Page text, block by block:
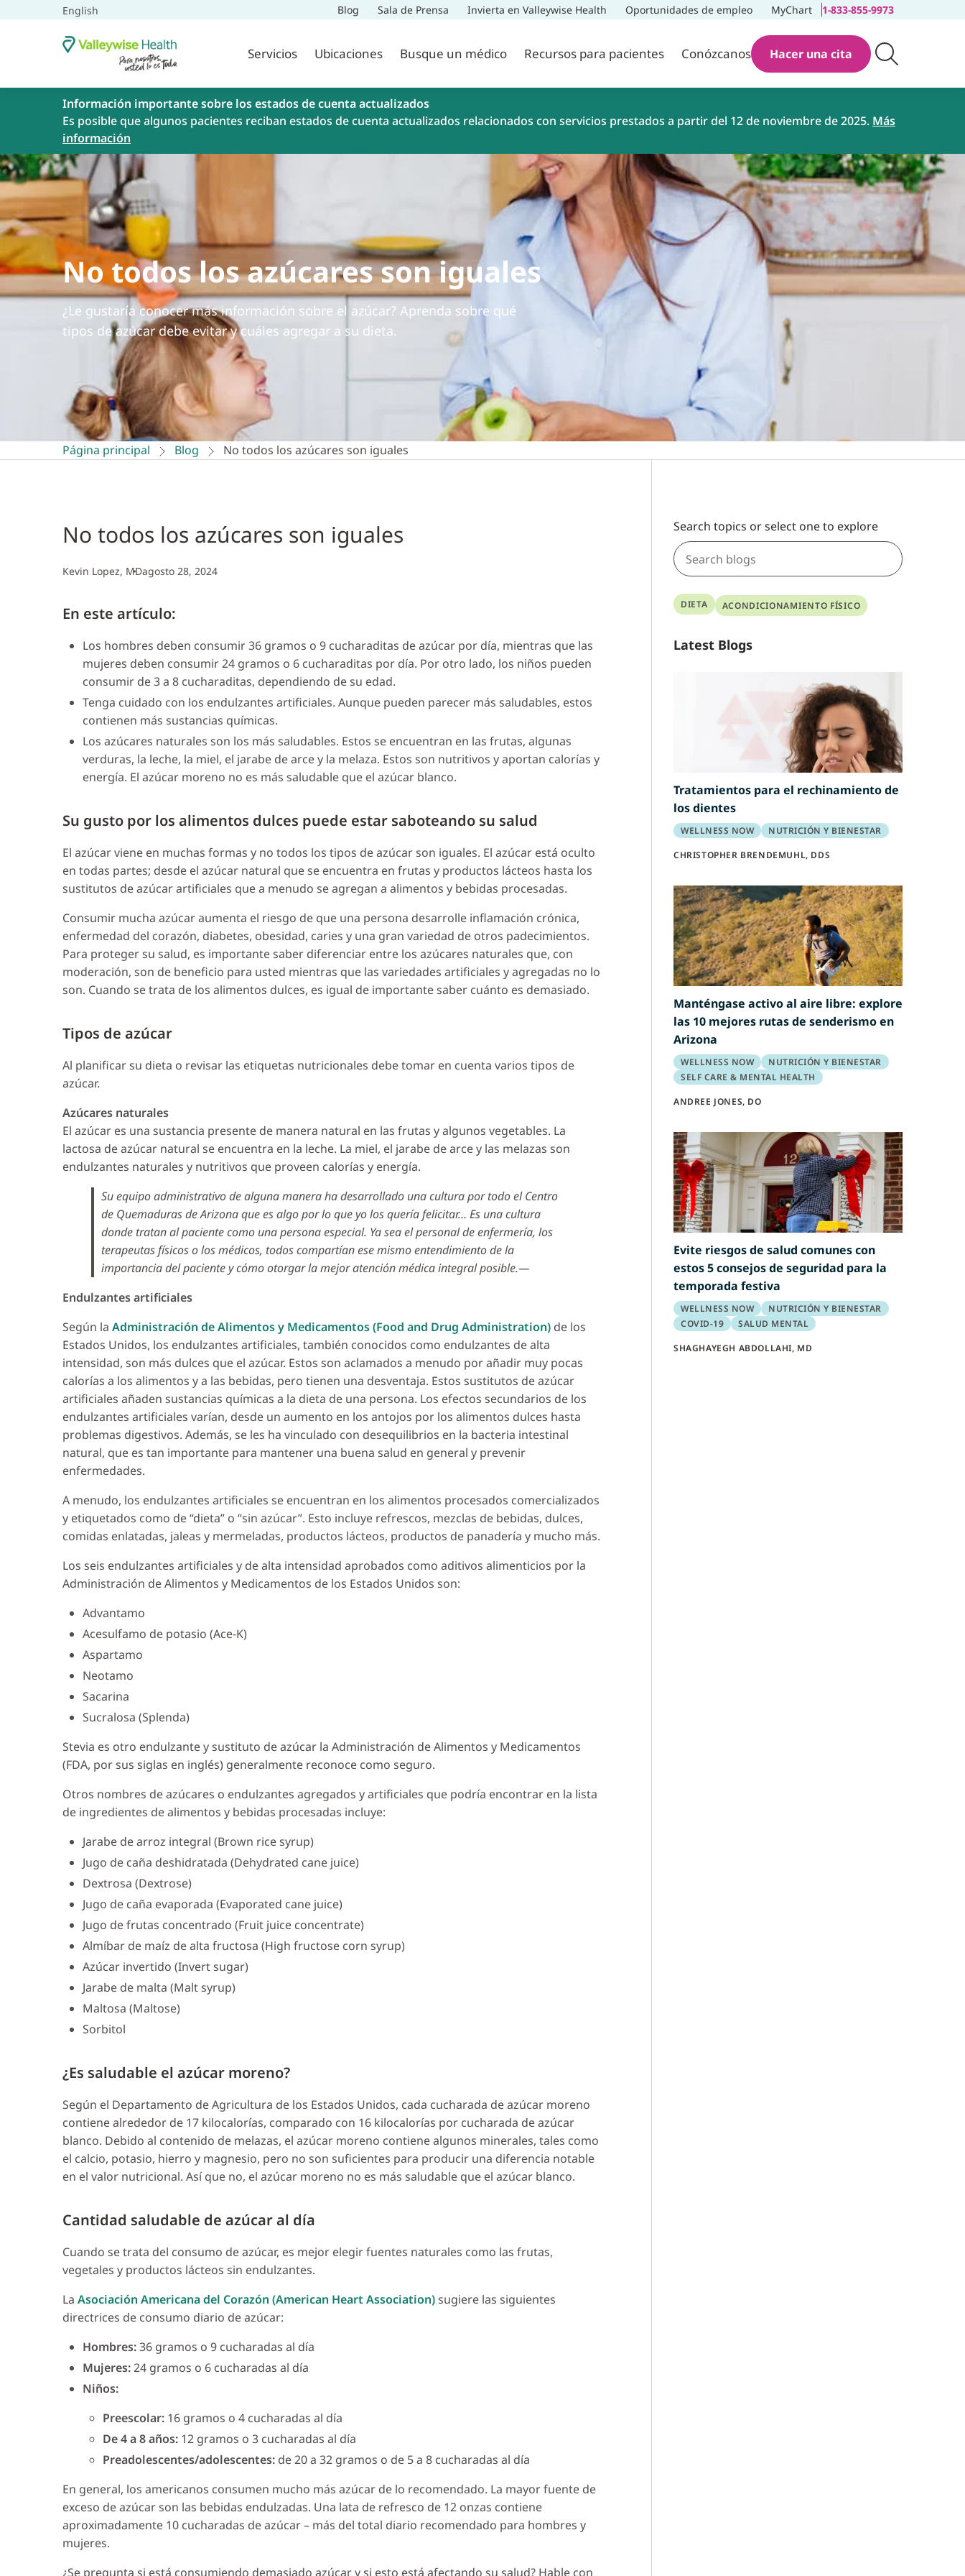
English Blog Sala de Prensa Invierta en Valleywise Health Oportunidades de empleo MyChart 1-833-855-9973
Servicios Ubicaciones Busque un médico Recursos para pacientes Conózcanos Hacer una cita
Información importante sobre los estados de cuenta actualizados
Es posible que algunos pacientes reciban estados de cuenta actualizados relacionados con servicios prestados a partir del 12 de noviembre de 2025. Más
información
No todos los azúcares son iguales
¿Le gustaría conocer más información sobre el azúcar? Aprenda sobre qué
tipos de azúcar debe evitar y cuáles agregar a su dieta.
Página principal Blog No todos los azúcares son iguales
No todos los azúcares son iguales
Kevin Lopez, MDagosto 28, 2024
En este artículo:
Los hombres deben consumir 36 gramos o 9 cucharaditas de azúcar por día, mientras que las
mujeres deben consumir 24 gramos o 6 cucharaditas por día. Por otro lado, los niños pueden
consumir de 3 a 8 cucharaditas, dependiendo de su edad.
Tenga cuidado con los endulzantes artificiales. Aunque pueden parecer más saludables, estos
contienen más sustancias químicas.
Los azúcares naturales son los más saludables. Estos se encuentran en las frutas, algunas
verduras, la leche, la miel, el jarabe de arce y la melaza. Estos son nutritivos y aportan calorías y
energía. El azúcar moreno no es más saludable que el azúcar blanco.
Su gusto por los alimentos dulces puede estar saboteando su salud
El azúcar viene en muchas formas y no todos los tipos de azúcar son iguales. El azúcar está oculto
en todas partes; desde el azúcar natural que se encuentra en frutas y productos lácteos hasta los
sustitutos de azúcar artificiales que a menudo se agregan a alimentos y bebidas procesadas.
Consumir mucha azúcar aumenta el riesgo de que una persona desarrolle inflamación crónica,
enfermedad del corazón, diabetes, obesidad, caries y una gran variedad de otros padecimientos.
Para proteger su salud, es importante saber diferenciar entre los azúcares naturales que, con
moderación, son de beneficio para usted mientras que las variedades artificiales y agregadas no lo
son. Cuando se trata de los alimentos dulces, es igual de importante saber cuánto es demasiado.
Tipos de azúcar
Al planificar su dieta o revisar las etiquetas nutricionales debe tomar en cuenta varios tipos de
azúcar.
Azúcares naturales
El azúcar es una sustancia presente de manera natural en las frutas y algunos vegetables. La
lactosa de azúcar natural se encuentra en la leche. La miel, el jarabe de arce y las melazas son
endulzantes naturales y nutritivos que proveen calorías y energía.
Su equipo administrativo de alguna manera ha desarrollado una cultura por todo el Centro
de Quemaduras de Arizona que es algo por lo que yo los quería felicitar… Es una cultura
donde tratan al paciente como una persona especial. Ya sea el personal de enfermería, los
terapeutas físicos o los médicos, todos compartían ese mismo entendimiento de la
importancia del paciente y cómo otorgar la mejor atención médica integral posible.—
Endulzantes artificiales
Según la Administración de Alimentos y Medicamentos (Food and Drug Administration) de los
Estados Unidos, los endulzantes artificiales, también conocidos como endulzantes de alta
intensidad, son más dulces que el azúcar. Estos son aclamados a menudo por añadir muy pocas
calorías a los alimentos y a las bebidas, pero tienen una desventaja. Estos sustitutos de azúcar
artificiales añaden sustancias químicas a la dieta de una persona. Los efectos secundarios de los
endulzantes artificiales varían, desde un aumento en los antojos por los alimentos dulces hasta
problemas digestivos. Además, se les ha vinculado con desequilibrios en la bacteria intestinal
natural, que es tan importante para mantener una buena salud en general y prevenir
enfermedades.
A menudo, los endulzantes artificiales se encuentran en los alimentos procesados comercializados
y etiquetados como de “dieta” o “sin azúcar”. Esto incluye refrescos, mezclas de bebidas, dulces,
comidas enlatadas, jaleas y mermeladas, productos lácteos, productos de panadería y mucho más.
Los seis endulzantes artificiales y de alta intensidad aprobados como aditivos alimenticios por la
Administración de Alimentos y Medicamentos de los Estados Unidos son:
Advantamo
Acesulfamo de potasio (Ace-K)
Aspartamo
Neotamo
Sacarina
Sucralosa (Splenda)
Stevia es otro endulzante y sustituto de azúcar la Administración de Alimentos y Medicamentos
(FDA, por sus siglas en inglés) generalmente reconoce como seguro.
Otros nombres de azúcares o endulzantes agregados y artificiales que podría encontrar en la lista
de ingredientes de alimentos y bebidas procesadas incluye:
Jarabe de arroz integral (Brown rice syrup)
Jugo de caña deshidratada (Dehydrated cane juice)
Dextrosa (Dextrose)
Jugo de caña evaporada (Evaporated cane juice)
Jugo de frutas concentrado (Fruit juice concentrate)
Almíbar de maíz de alta fructosa (High fructose corn syrup)
Azúcar invertido (Invert sugar)
Jarabe de malta (Malt syrup)
Maltosa (Maltose)
Sorbitol
¿Es saludable el azúcar moreno?
Según el Departamento de Agricultura de los Estados Unidos, cada cucharada de azúcar moreno
contiene alrededor de 17 kilocalorías, comparado con 16 kilocalorías por cucharada de azúcar
blanco. Debido al contenido de melazas, el azúcar moreno contiene algunos minerales, tales como
el calcio, potasio, hierro y magnesio, pero no son suficientes para producir una diferencia notable
en el valor nutricional. Así que no, el azúcar moreno no es más saludable que el azúcar blanco.
Cantidad saludable de azúcar al día
Cuando se trata del consumo de azúcar, es mejor elegir fuentes naturales como las frutas,
vegetales y productos lácteos sin endulzantes.
La Asociación Americana del Corazón (American Heart Association)sugiere las siguientes
directrices de consumo diario de azúcar:
Hombres:36 gramos o 9 cucharadas al día
Mujeres:24 gramos o 6 cucharadas al día
Niños:
Preescolar: 16 gramos o 4 cucharadas al día
De 4 a 8 años: 12 gramos o 3 cucharadas al día
Preadolescentes/adolescentes: de 20 a 32 gramos o de 5 a 8 cucharadas al día
En general, los americanos consumen mucho más azúcar de lo recomendado. La mayor fuente de
exceso de azúcar son las bebidas endulzadas. Una lata de refresco de 12 onzas contiene
aproximadamente 10 cucharadas de azúcar – más del total diario recomendado para hombres y
mujeres.
¿Se pregunta si está consumiendo demasiado azúcar y si esto está afectando su salud? Hable con
Search topics or select one to explore
DIETA ACONDICIONAMIENTO FÍSICO
Latest Blogs
Tratamientos para el rechinamiento de
los dientes
WELLNESS NOW
NUTRICIÓN Y BIENESTAR
CHRISTOPHER BRENDEMUHL, DDS
Manténgase activo al aire libre: explore
las 10 mejores rutas de senderismo en
Arizona
WELLNESS NOW
NUTRICIÓN Y BIENESTAR
SELF CARE & MENTAL HEALTH
ANDREE JONES, DO
Evite riesgos de salud comunes con
estos 5 consejos de seguridad para la
temporada festiva
WELLNESS NOW
NUTRICIÓN Y BIENESTAR
COVID-19
SALUD MENTAL
SHAGHAYEGH ABDOLLAHI, MD